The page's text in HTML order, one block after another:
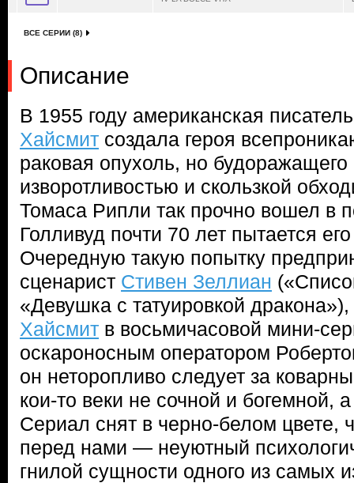
ВСЕ СЕРИИ (8)
Описание
В 1955 году американская
Хайсмит создала героя
раковая опухоль, но будоражащего
изворотливостью и скользкой
Томаса Рипли так прочно вошел в
Голливуд почти 70 лет пытается
Очередную такую попытку
сценарист Стивен Зеллиан
«Девушка с татуировкой
Хайсмит в восьмичасовой мини-
оскароносным оператором
он неторопливо следует за
кои-то веки не сочной и богемной,
Сериал снят в черно-белом цвете,
перед нами — неуютный
гнилой сущности одного из самых